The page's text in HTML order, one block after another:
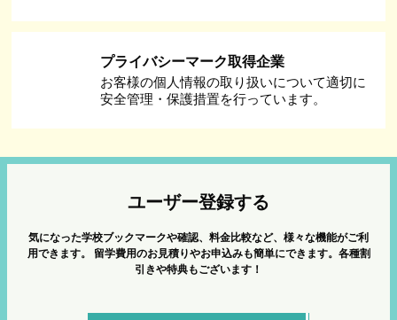
プライバシーマーク取得企業
お客様の個人情報の取り扱いについて適切に
安全管理・保護措置を行っています。
ユーザー登録する
気になった学校ブックマークや確認、料金比較など、様々な機能がご利
用できます。
留学費用のお見積りやお申込みも簡単にできます。各種割
引きや特典もございます！